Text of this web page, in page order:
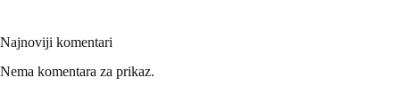
Najnoviji komentari
Nema komentara za prikaz.